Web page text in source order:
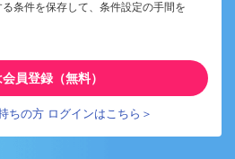
条件を保存して、条件設定の手間を
員登録（無料）
ちの方 ログインはこちら＞